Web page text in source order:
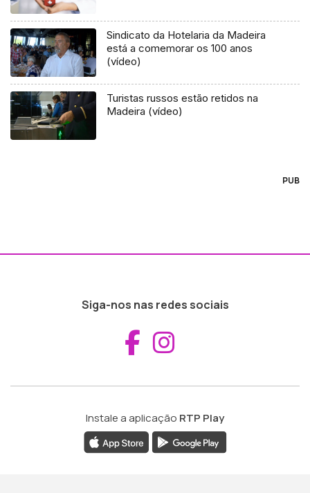
Sindicato da Hotelaria da Madeira
está a comemorar os 100 anos
(vídeo)
Turistas russos estão retidos na
Madeira (vídeo)
PUB
Siga-nos nas redes sociais
Aceder ao
Instale a aplicação RTP Play